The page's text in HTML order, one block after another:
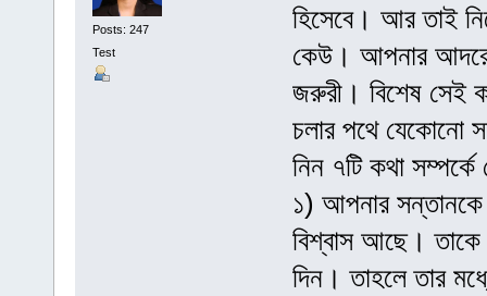
Posts: 247
Test
হিসেবে। আর তাই
কেউ। আপনার
জরুরী। বিশেষ সেই
চলার পথে যেকোনো
নিন ৭টি কথা
১) আপনার সন্তানকে
বিশ্বাস আছে। তাকে
দিন। তাহলে তার